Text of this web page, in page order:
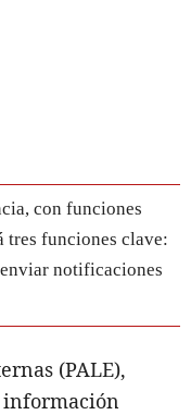
con funciones
tres funciones clave:
notificaciones
(PALE),
información